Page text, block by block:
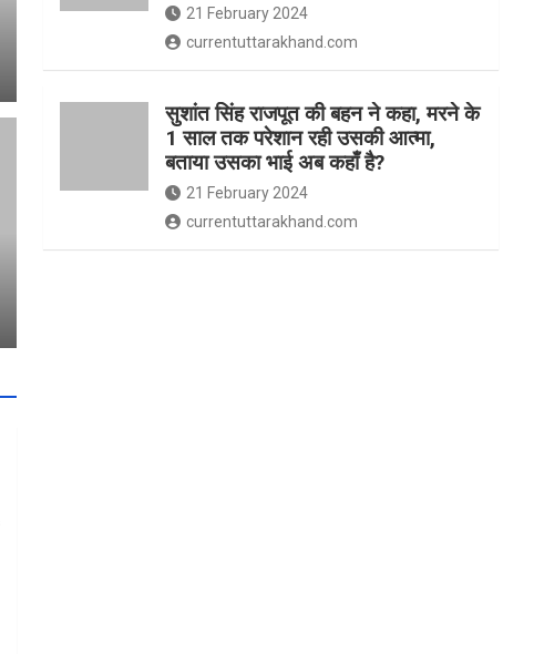
21 February 2024
currentuttarakhand.com
सुशांत सिंह राजपूत की बहन ने कहा, मरने के
1 साल तक परेशान रही उसकी आत्मा,
बताया उसका भाई अब कहाँ है?
21 February 2024
currentuttarakhand.com